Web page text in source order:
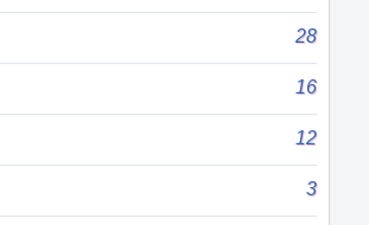
28
16
12
3